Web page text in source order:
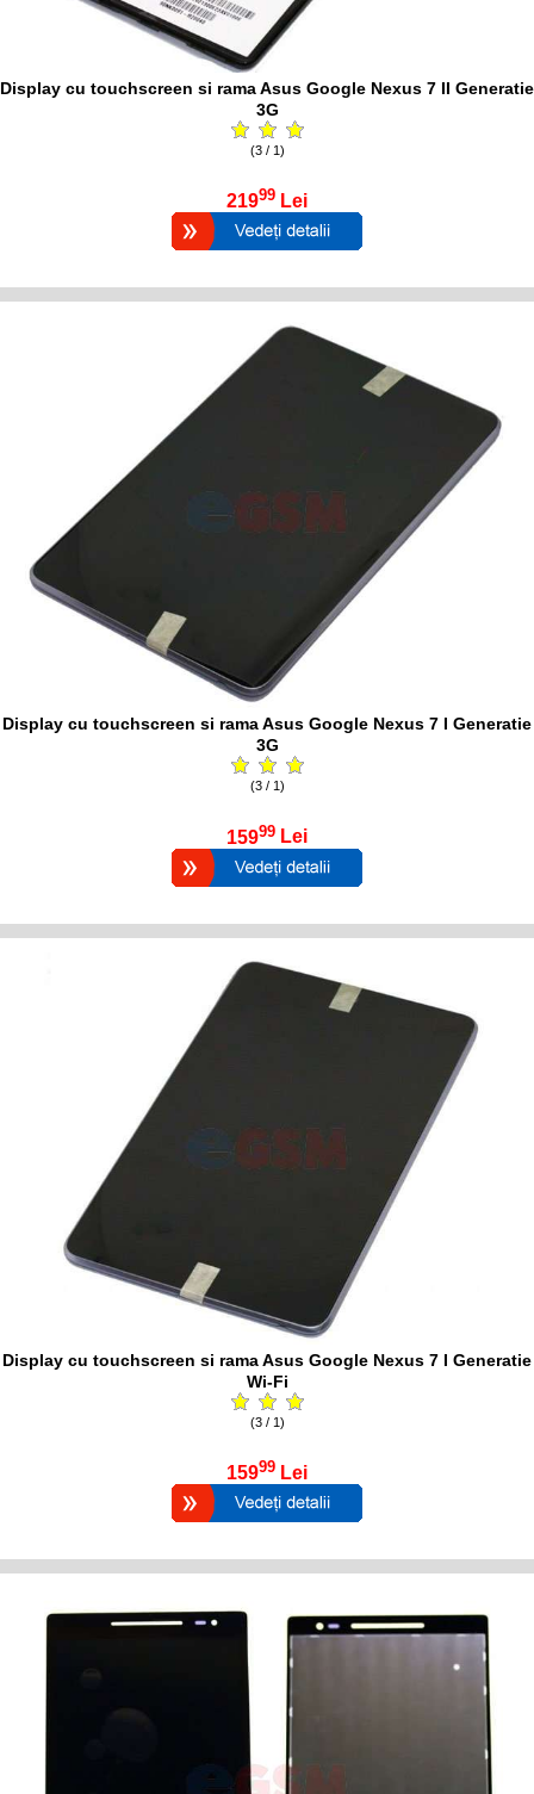
Display cu touchscreen si rama Asus Google Nexus 7 II Generatie
3G
(3 / 1)
21999 Lei
Display cu touchscreen si rama Asus Google Nexus 7 I Generatie
3G
(3 / 1)
15999 Lei
Display cu touchscreen si rama Asus Google Nexus 7 I Generatie
Wi-Fi
(3 / 1)
15999 Lei